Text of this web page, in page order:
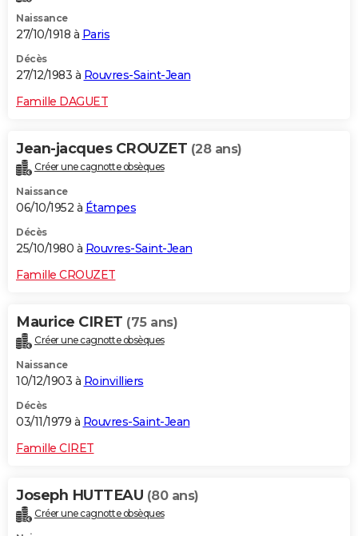
Naissance
27/10/1918 à Paris
Décès
27/12/1983 à Rouvres-Saint-Jean
Famille DAGUET
Jean-jacques CROUZET (28 ans)
Créer une cagnotte obsèques
Naissance
06/10/1952 à Étampes
Décès
25/10/1980 à Rouvres-Saint-Jean
Famille CROUZET
Maurice CIRET (75 ans)
Créer une cagnotte obsèques
Naissance
10/12/1903 à Roinvilliers
Décès
03/11/1979 à Rouvres-Saint-Jean
Famille CIRET
Joseph HUTTEAU (80 ans)
Créer une cagnotte obsèques